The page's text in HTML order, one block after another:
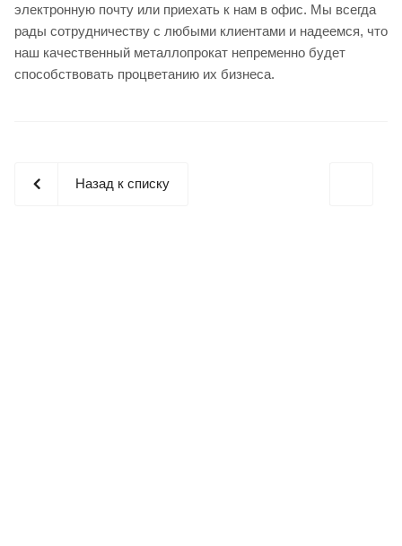
электронную почту или приехать к нам в офис. Мы всегда
рады сотрудничеству с любыми клиентами и надеемся, что
наш качественный металлопрокат непременно будет
способствовать процветанию их бизнеса.
Назад к списку